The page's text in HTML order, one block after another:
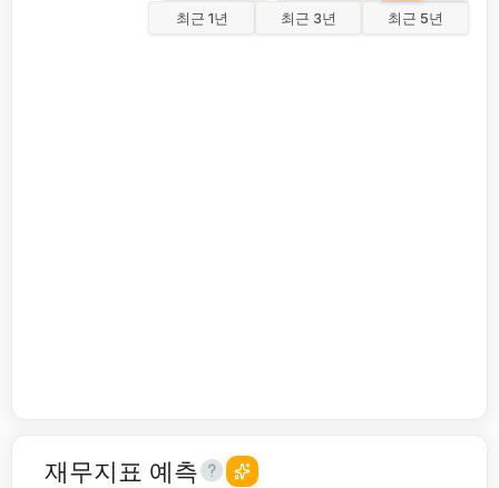
최근 1년
최근 3년 최근 5년
재무지표 예측